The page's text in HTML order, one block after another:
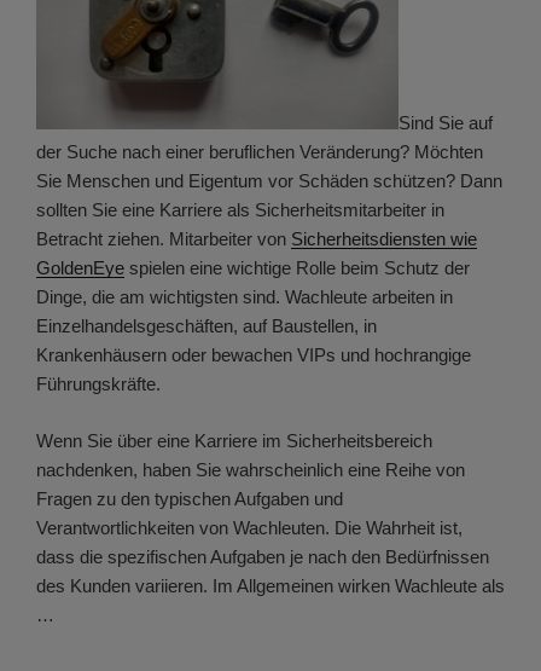
Sind Sie auf
der Suche nach einer beruflichen Veränderung? Möchten
Sie Menschen und Eigentum vor Schäden schützen? Dann
sollten Sie eine Karriere als Sicherheitsmitarbeiter in
Betracht ziehen. Mitarbeiter von Sicherheitsdiensten wie
GoldenEye spielen eine wichtige Rolle beim Schutz der
Dinge, die am wichtigsten sind. Wachleute arbeiten in
Einzelhandelsgeschäften, auf Baustellen, in
Krankenhäusern oder bewachen VIPs und hochrangige
Führungskräfte.
Wenn Sie über eine Karriere im Sicherheitsbereich
nachdenken, haben Sie wahrscheinlich eine Reihe von
Fragen zu den typischen Aufgaben und
Verantwortlichkeiten von Wachleuten. Die Wahrheit ist,
dass die spezifischen Aufgaben je nach den Bedürfnissen
des Kunden variieren. Im Allgemeinen wirken Wachleute als
…